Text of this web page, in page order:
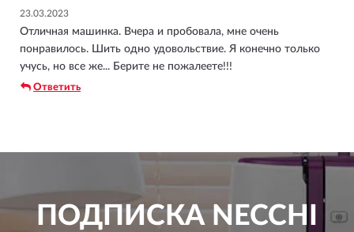
23.03.2023
Отличная машинка. Вчера и пробовала, мне очень
понравилось. Шить одно удовольствие. Я конечно только
учусь, но все же... Берите не пожалеете!!!
Ответить
ПОДПИСКАNECCHI